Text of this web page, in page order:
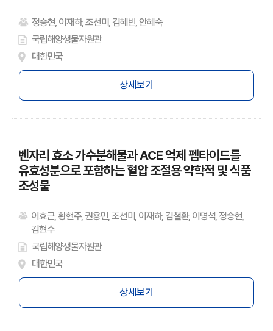
정승현, 이재하, 조선미, 김혜빈, 안혜숙
국립해양생물자원관
대한민국
상세보기
벤자리 효소 가수분해물과 ACE 억제 펩타이드를
유효성분으로 포함하는 혈압 조절용 약학적 및 식품
조성물
이효근, 황현주, 권용민, 조선미, 이재하, 김철환, 이명석, 정승현,
김현수
국립해양생물자원관
대한민국
상세보기